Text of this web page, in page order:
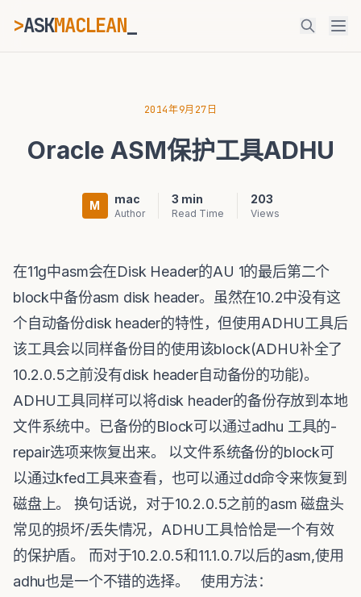
>ASKMACLEAN_
⌘K Ctrl+K
2014年9月27日
Oracle ASM保护工具ADHU
M mac
Author
3 min
Read Time
203
Views
在11g中asm会在Disk Header的AU 1的最后第二个
block中备份asm disk header。虽然在10.2中没有这
个自动备份disk header的特性，但使用ADHU工具后
该工具会以同样备份目的使用该block(ADHU补全了
10.2.0.5之前没有disk header自动备份的功能)。
ADHU工具同样可以将disk header的备份存放到本地
文件系统中。已备份的Block可以通过adhu 工具的-
repair选项来恢复出来。 以文件系统备份的block可
以通过kfed工具来查看，也可以通过dd命令来恢复到
磁盘上。 换句话说，对于10.2.0.5之前的asm 磁盘头
常见的损坏/丢失情况，ADHU工具恰恰是一个有效
的保护盾。 而对于10.2.0.5和11.1.0.7以后的asm,使用
adhu也是一个不错的选择。 使用方法：